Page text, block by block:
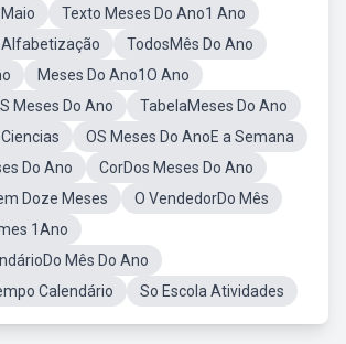
Texto Meses Do Ano1 Ano
TodosMês Do Ano
Meses Do Ano1O Ano
Meses Do Ano
TabelaMeses Do Ano
OS Meses Do AnoE a Semana
Do Ano
CorDos Meses Do Ano
Doze Meses
O VendedorDo Mês
1Ano
Mês Do Ano
Calendário
So Escola Atividades